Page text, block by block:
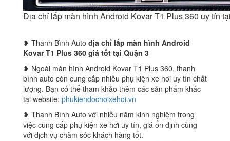
Địa chỉ lắp màn hình Android Kovar T1 Plus 360 uy tín
❥ Thanh Bình Auto địa chỉ lắp màn hình Android
Kovar T1 Plus 360 giá tốt tại Quận 3
❥ Ngoài màn hình Android Kovar T1 Plus 360, thanh
bình auto còn cung cấp nhiều phụ kiện xe hơi uy tín chất
lượng. Bạn có thể tham khảo thêm các sản phẩm khác
tại website: phukiendochoixehoi.vn
❥ Thanh Bình Auto với nhiều năm kinh nghiệm trong
việc cung cấp phụ kiện xe hơi uy tín, giá ổn định cùng
với dịch vụ chăm sóc khách hàng tốt.